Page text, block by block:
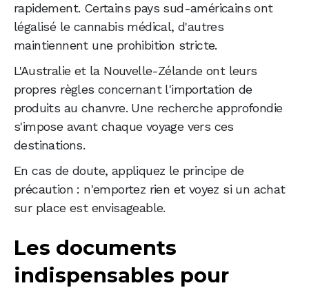
rapidement. Certains pays sud-américains ont
légalisé le cannabis médical, d'autres
maintiennent une prohibition stricte.
L'Australie et la Nouvelle-Zélande ont leurs
propres règles concernant l'importation de
produits au chanvre. Une recherche approfondie
s'impose avant chaque voyage vers ces
destinations.
En cas de doute, appliquez le principe de
précaution : n'emportez rien et voyez si un achat
sur place est envisageable.
Les documents
indispensables pour